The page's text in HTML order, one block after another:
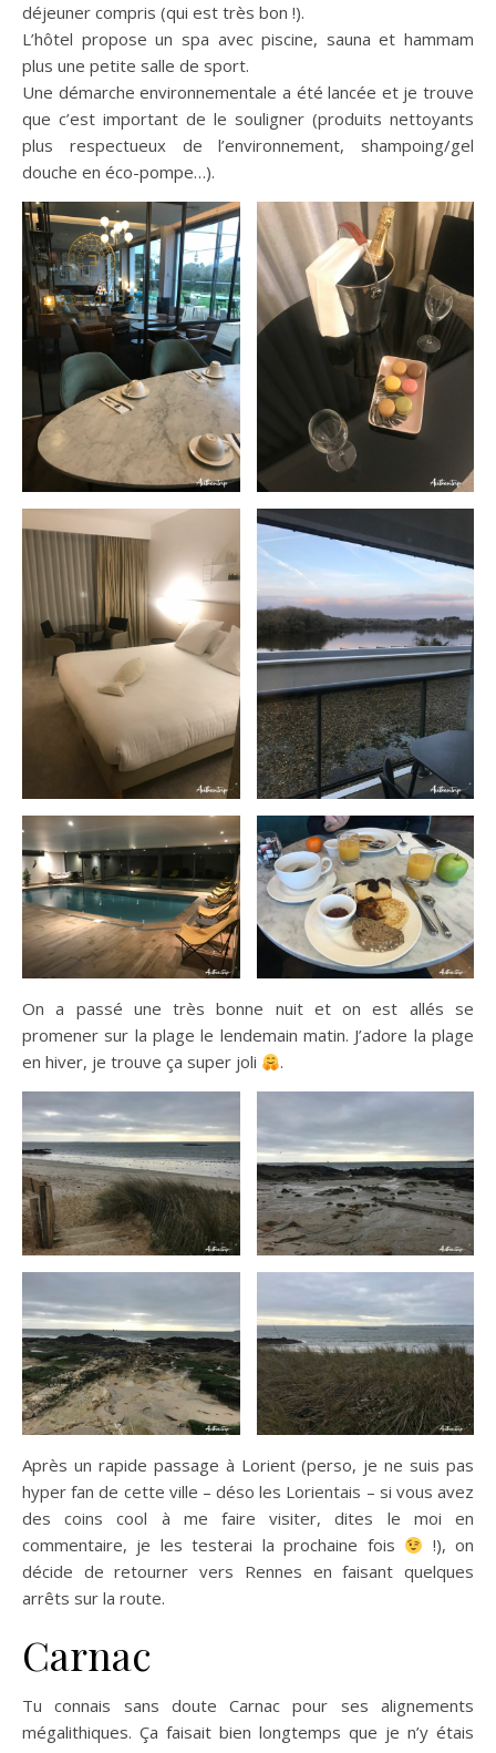
déjeuner compris (qui est très bon !).
L’hôtel propose un spa avec piscine, sauna et hammam
plus une petite salle de sport.
Une démarche environnementale a été lancée et je trouve
que c’est important de le souligner (produits nettoyants
plus respectueux de l’environnement, shampoing/gel
douche en éco-pompe…).
On a passé une très bonne nuit et on est allés se
promener sur la plage le lendemain matin. J’adore la plage
en hiver, je trouve ça super joli
.
Après un rapide passage à Lorient (perso, je ne suis pas
hyper fan de cette ville – déso les Lorientais – si vous avez
des coins cool à me faire visiter, dites le moi en
commentaire, je les testerai la prochaine fois
!), on
décide de retourner vers Rennes en faisant quelques
arrêts sur la route.
Carnac
Tu connais sans doute Carnac pour ses alignements
mégalithiques. Ça faisait bien longtemps que je n’y étais